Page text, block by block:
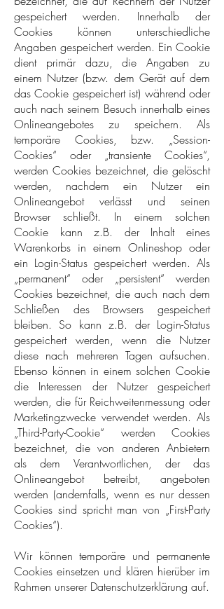
gespeichert werden. Innerhalb der
Cookies können unterschiedliche
Angaben gespeichert werden. Ein Cookie
dient primär dazu, die Angaben zu
einem Nutzer (bzw. dem Gerät auf dem
das Cookie gespeichert ist) während oder
auch nach seinem Besuch innerhalb eines
Onlineangebotes zu speichern. Als
temporäre Cookies, bzw. „Session-
Cookies“ oder „transiente Cookies“,
werden Cookies bezeichnet, die gelöscht
werden, nachdem ein Nutzer ein
Onlineangebot verlässt und seinen
Browser schließt. In einem solchen
Cookie kann z.B. der Inhalt eines
Warenkorbs in einem Onlineshop oder
ein Login-Status gespeichert werden. Als
„permanent“ oder „persistent“ werden
Cookies bezeichnet, die auch nach dem
Schließen des Browsers gespeichert
bleiben. So kann z.B. der Login-Status
gespeichert werden, wenn die Nutzer
diese nach mehreren Tagen aufsuchen.
Ebenso können in einem solchen Cookie
die Interessen der Nutzer gespeichert
werden, die für Reichweitenmessung oder
Marketingzwecke verwendet werden. Als
„Third-Party-Cookie“ werden Cookies
bezeichnet, die von anderen Anbietern
als dem Verantwortlichen, der das
Onlineangebot betreibt, angeboten
werden (andernfalls, wenn es nur dessen
Cookies sind spricht man von „First-Party
Cookies“).
Wir können temporäre und permanente
Cookies einsetzen und klären hierüber im
Rahmen unserer Datenschutzerklärung auf.